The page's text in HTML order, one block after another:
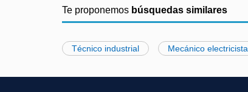
Te proponemos búsquedas similares
Técnico industrial Mecánico electricista